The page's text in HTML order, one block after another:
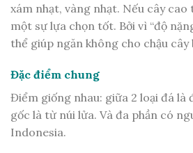
xám nhạt, vàng nhạt. Nếu cây
một sự lựa chọn tốt. Bởi vì “độ
thể giúp ngăn không cho chậu cây
Đặc điểm chung
Điểm giống nhau: giữa 2 loại đá là
gốc là từ núi lửa. Và đa phần có
Indonesia.